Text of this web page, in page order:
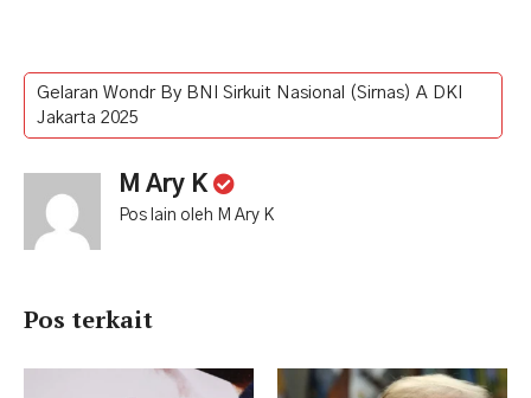
Gelaran Wondr By BNI Sirkuit Nasional (Sirnas) A DKI
Jakarta 2025
M Ary K
Pos lain oleh M Ary K
Pos terkait